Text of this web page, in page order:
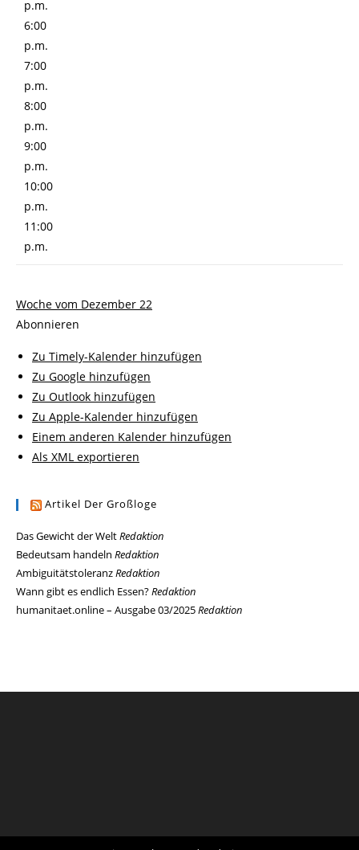
p.m.
6:00
p.m.
7:00
p.m.
8:00
p.m.
9:00
p.m.
10:00
p.m.
11:00
p.m.
Woche vom Dezember 22
Abonnieren
Zu Timely-Kalender hinzufügen
Zu Google hinzufügen
Zu Outlook hinzufügen
Zu Apple-Kalender hinzufügen
Einem anderen Kalender hinzufügen
Als XML exportieren
Artikel Der Großloge
Das Gewicht der WeltRedaktion
Bedeutsam handeln Redaktion
AmbiguitätstoleranzRedaktion
Wann gibt es endlich Essen?Redaktion
humanitaet.online – Ausgabe 03/2025Redaktion